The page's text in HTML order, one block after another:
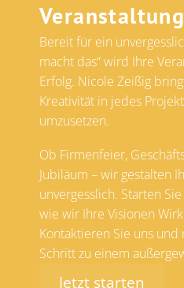
Bereit für ein
macht das“ wird Ihre
Erfolg. Nicole Zeißig
Kreativität in jedes
umzusetzen.
Ob Firmenfeier,
Jubiläum – wir gestalten
unvergesslich. Starten
wie wir Ihre Visionen
Kontaktieren Sie uns
Schritt zu einem
Jetzt starten